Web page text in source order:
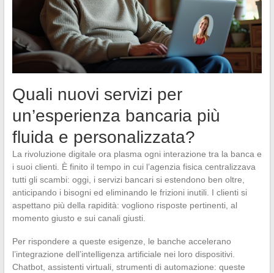
Quali nuovi servizi per
un’esperienza bancaria più
fluida e personalizzata?
La rivoluzione digitale ora plasma ogni interazione tra la banca e
i suoi clienti. È finito il tempo in cui l’agenzia fisica centralizzava
tutti gli scambi: oggi, i servizi bancari si estendono ben oltre,
anticipando i bisogni ed eliminando le frizioni inutili. I clienti si
aspettano più della rapidità: vogliono risposte pertinenti, al
momento giusto e sui canali giusti.
Per rispondere a queste esigenze, le banche accelerano
l’integrazione dell’intelligenza artificiale nei loro dispositivi.
Chatbot, assistenti virtuali, strumenti di automazione: queste